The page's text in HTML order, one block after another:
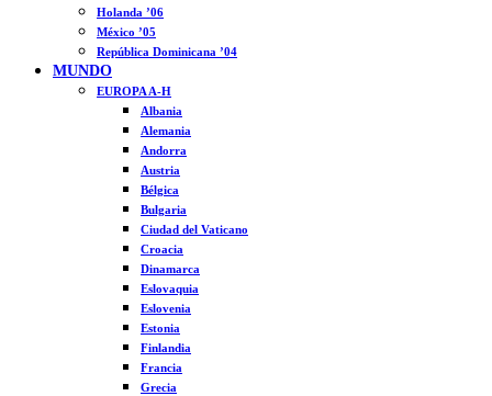
Holanda ’06
México ’05
República Dominicana ’04
MUNDO
EUROPA A-H
Albania
Alemania
Andorra
Austria
Bélgica
Bulgaria
Ciudad del Vaticano
Croacia
Dinamarca
Eslovaquia
Eslovenia
Estonia
Finlandia
Francia
Grecia